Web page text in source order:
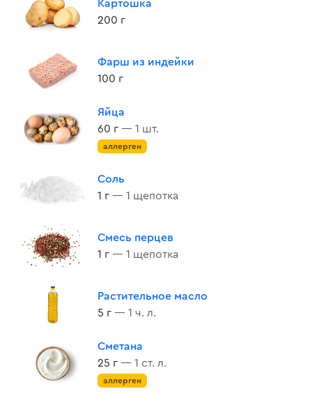
Картошка
200 г
Фарш из индейки
100 г
Яйца
60 г — 1 шт.
аллерген
Соль
1 г — 1 щепотка
Смесь перцев
1 г — 1 щепотка
Растительное масло
5 г — 1 ч. л.
Сметана
25 г — 1 ст. л.
аллерген